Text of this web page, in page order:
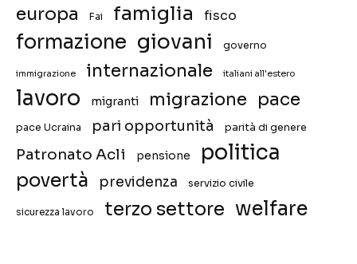
europa Fai famiglia fisco
formazione giovani governo
immigrazione internazionale italiani all'estero
lavoro migranti migrazione pace
pace Ucraina pari opportunità parità di genere
Patronato Acli pensione politica
povertà previdenza servizio civile
sicurezza lavoro terzo settore welfare